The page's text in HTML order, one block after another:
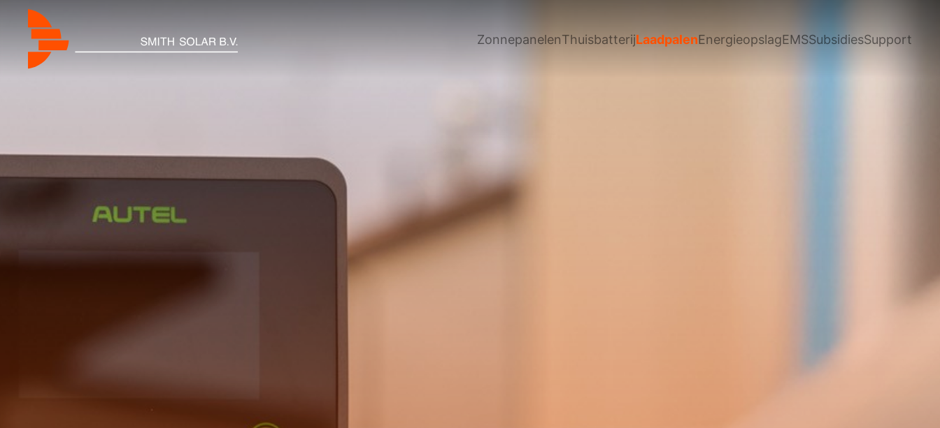
ZonnepanelenThuisbatterijLaadpalenEnergieopslagEMSSubsidiesSupport